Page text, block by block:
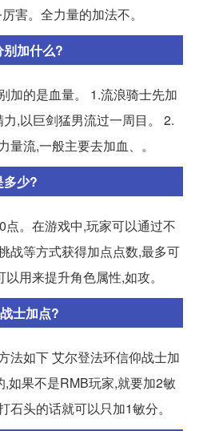
害。全力量的加法不。
加什么?
加的是血量。 1.流浪骑士先加
,以巨剑猛男流过一周目。 2.
流,一般主要去加血、。
多少?
。在游戏中,玩家可以通过不
战等方式获得加点点数,最多可
用来提升角色属性,如攻。
士加点?
法如下 艾尔登法环信仰战士加
如果不是RMB玩家,就要加2敏
头的话就可以只加1敏分。